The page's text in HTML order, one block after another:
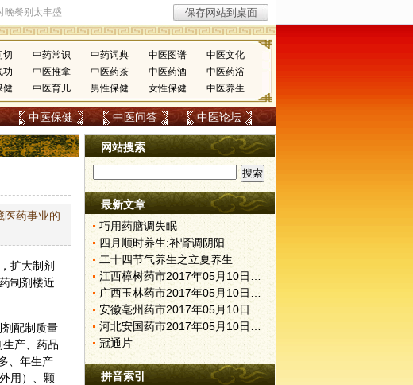
切 中药常识 中药词典 中医图谱
中医文化
功 中医推拿 中医药茶 中医药酒
中医药浴
健 中医育儿 男性保健 女性保健 中医养生
中医保健 中医问答 中医论坛
医药事业的
扩大制剂
制剂楼近
配制质量
产、药品
、年生产
用）、颗
网站搜索
最新文章
巧用药膳调失眠
四月顺时养生:补肾调阴阳
二十四节气养生之立夏养生
江西樟树药市2017年05月10日快讯
广西玉林药市2017年05月10日快讯
安徽亳州药市2017年05月10日快讯
河北安国药市2017年05月10日快讯
冠通片
拼音索引